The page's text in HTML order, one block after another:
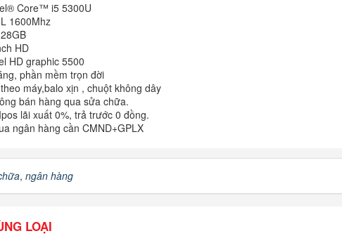
Core™ i5 5300U
1600Mhz
HD
HD graphic 5500
phần mềm trọn đời
máy,balo xịn , chuột không dây
bán hàng qua sửa chữa.
lãi xuất 0%, trả trước 0 đồng.
ngân hàng cần CMND+GPLX
, ngân hàng
LOẠI